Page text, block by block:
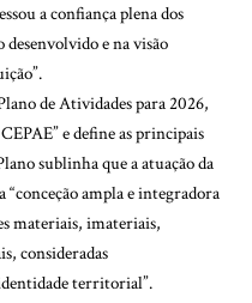
a confiança plena dos
desenvolvido e na visão
de Atividades para 2026,
e define as principais
sublinha que a atuação da
“conceção ampla e integradora
materiais, imateriais,
consideradas
territorial”.